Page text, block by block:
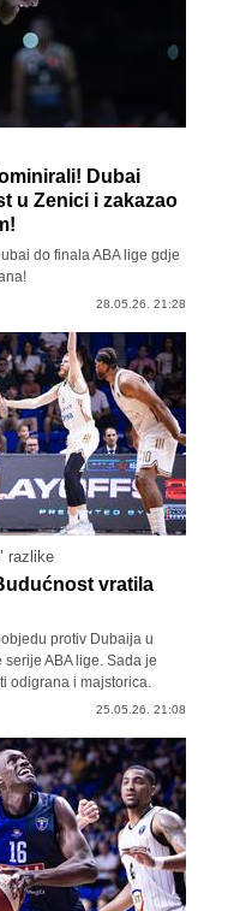
Dubai
u Zenici i zakazao
do finala ABA lige gdje
28.05.26. 21:28
razlike
vratila
protiv Dubaija u
ABA lige. Sada je
odigrana i majstorica.
25.05.26. 21:08